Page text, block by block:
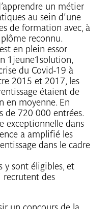
un métier
au sein d’une
de formation avec, à
reconnu.
en plein essor
1jeune1solution,
du Covid-19 à
2015 et 2017, les
étaient de
en moyenne. En
de 720 000 entrées.
exceptionnelle dans
a amplifié les
dans le cadre
y sont éligibles, et
recrutent des